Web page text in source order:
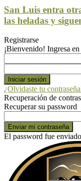
San Luis entra
las heladas y
Registrarse
¡Bienvenido! Ingresa en
¿Olvidaste tu
Recuperación de
Recuperar su password
El password fue